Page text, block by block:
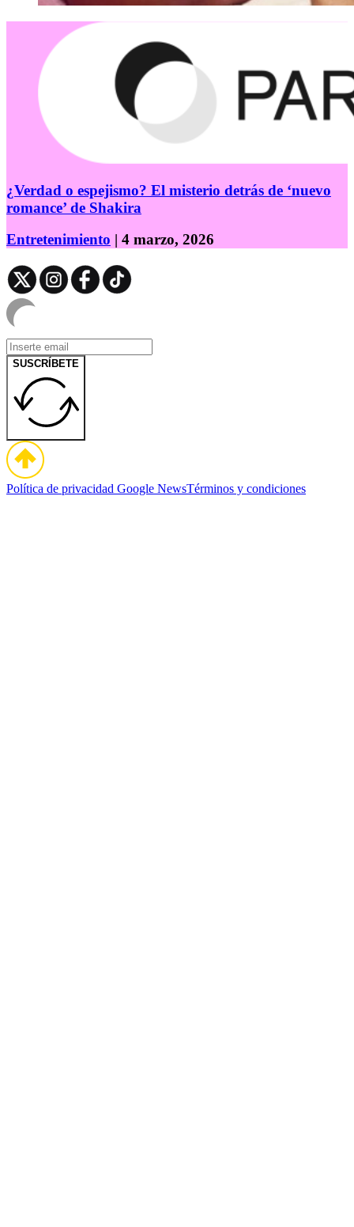
¿Verdad o espejismo? El misterio detrás de ‘nuevo
romance’ de Shakira
Entretenimiento | 4 marzo, 2026
SUSCRÍBETE
Política de privacidad Google NewsTérminos y condiciones